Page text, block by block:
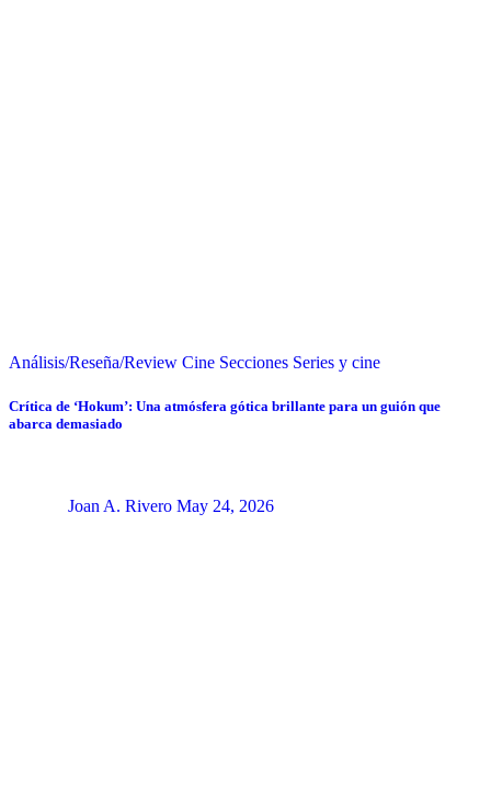
Análisis/Reseña/Review Cine Secciones Series y cine
Crítica de ‘Hokum’: Una atmósfera gótica brillante para un guión que
abarca demasiado
Joan A. Rivero May 24, 2026